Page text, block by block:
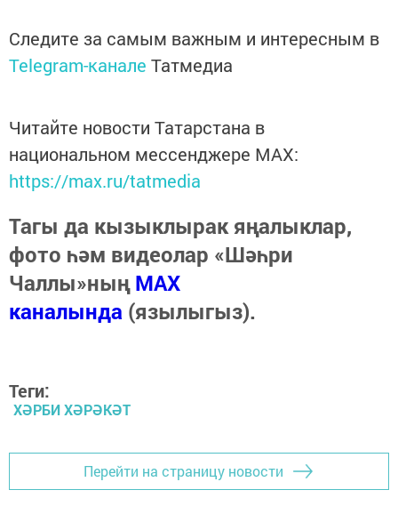
Следите за самым важным и интересным в
Telegram-канале Татмедиа
Читайте новости Татарстана в
национальном мессенджере MАХ:
https://max.ru/tatmedia
Тагы да кызыклырак яңалыклар,
фото һәм видеолар «Шәһри
Чаллы»ныңMAX
каналында (язылыгыз).
Теги:
ХӘРБИ ХӘРӘКӘТ
Перейти на страницу новости